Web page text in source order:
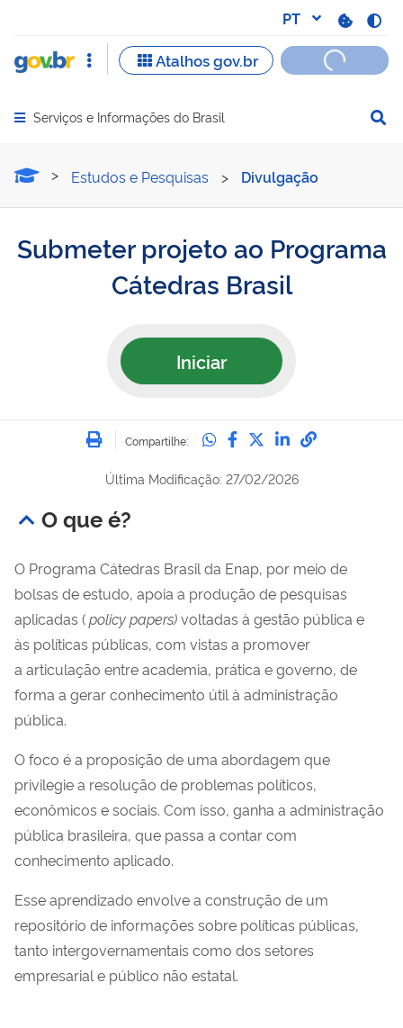
Abrir menu principal de navegação
Serviços e Informações do Brasil
Submeter projeto ao
Estudos e Pesquisas > Divulgação
Submeter projeto ao Programa
Cátedras Brasil​
Iniciar
Imprimir
Compartilhe: Compartilhe no
Compartilhe no
Compartilhe no
Compartilhe
Última Modificação: 27/02/2026
O que é?
O Programa Cátedras Brasil da Enap, por meio de
bolsas de estudo, apoia a produção de pesquisas
aplicadas (policy papers)voltadas à gestão pública e
às políticas públicas, com vistas a promover
a articulação entre academia, prática e governo, de
forma a gerar conhecimento útil à administração
pública.
O foco é a proposição de uma abordagem que
privilegie a resolução de problemas políticos,
econômicos e sociais. Com isso, ganha a administração
pública brasileira, que passa a contar com
conhecimento aplicado.
Esse aprendizado envolve a construção de um
repositório de informações sobre políticas públicas,
tanto intergovernamentais como dos setores
empresarial e público não estatal.